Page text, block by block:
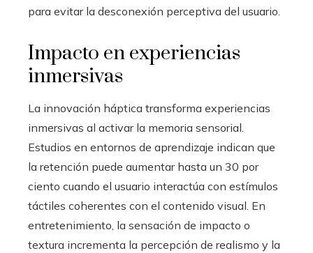
para evitar la desconexión perceptiva del usuario.
Impacto en experiencias
inmersivas
La innovación háptica transforma experiencias
inmersivas al activar la memoria sensorial.
Estudios en entornos de aprendizaje indican que
la retención puede aumentar hasta un 30 por
ciento cuando el usuario interactúa con estímulos
táctiles coherentes con el contenido visual. En
entretenimiento, la sensación de impacto o
textura incrementa la percepción de realismo y la